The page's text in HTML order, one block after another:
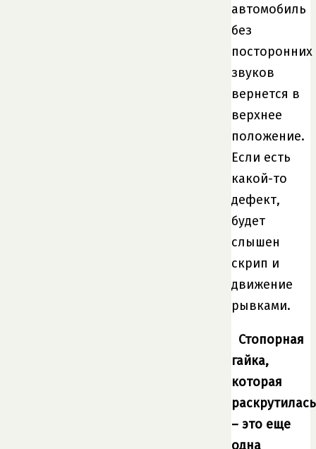
автомобиль
без
посторонних
звуков
вернется в
верхнее
положение.
Если есть
какой-то
дефект,
будет
слышен
скрип и
движение
рывками.
Стопорная
гайка,
которая
раскрутилась
– это еще
одна